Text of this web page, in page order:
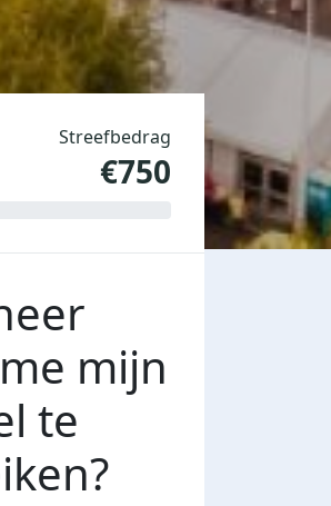
Streefbedrag
€750
mijn
te